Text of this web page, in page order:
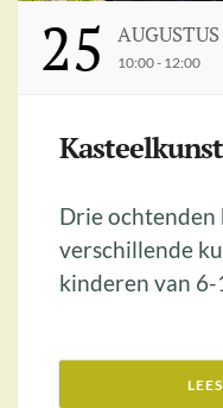
25 AUGUSTUS
10:00 - 12:00
Drie ochtenden
verschillende
kinderen van 6-